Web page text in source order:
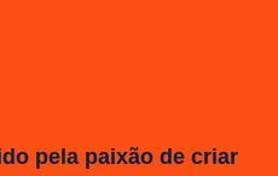
pela paixão de criar